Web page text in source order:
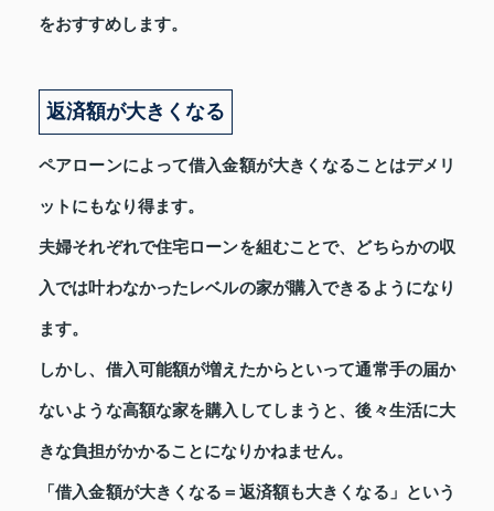
をおすすめします。
返済額が大きくなる
ペアローンによって借入金額が大きくなることはデメリ
ットにもなり得ます。
夫婦それぞれで住宅ローンを組むことで、どちらかの収
入では叶わなかったレベルの家が購入できるようになり
ます。
しかし、借入可能額が増えたからといって通常手の届か
ないような高額な家を購入してしまうと、後々生活に大
きな負担がかかることになりかねません。
「借入金額が大きくなる＝返済額も大きくなる」という